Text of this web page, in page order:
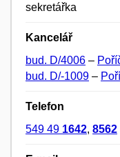
sekretářka
Kancelář
bud. D/4006 –
bud. D/-1009 –
Telefon
549 49 1642, 8562